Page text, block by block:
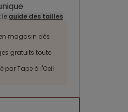
le guide des tailles
magasin dès
gratuits toute
par Tape à l'Oeil